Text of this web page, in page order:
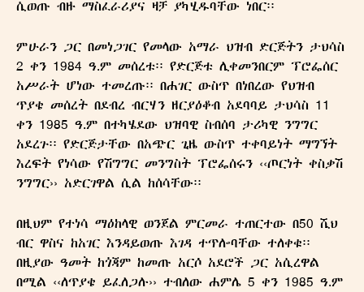
ሲወጡ ብዙ ማስፈራሪያና ዛቻ ያካሂዱባቸው ነበር፡፡
ምሁራን ጋር በመነጋገር የመላው አማራ ህዝብ ድርጅትን ታህሳስ
2 ቀን 1984 ዓ.ም መሰረቱ፡፡ የድርጅቱ ሊቀመንበርም ፕሮፌሰር
አሥራት ሆነው ተመረጡ፡፡ በሐገር ውስጥ በነበረው የህዝብ
ጥያቄ መሰረት በደብረ ብርሃን ዘርያዕቆብ አደባባይ ታህሳስ 11
ቀን 1985 ዓ.ም በተካሄደው ህዝባዊ ስብሰባ ታሪካዊ ንግግር
አደረጉ፡፡ የድርጅታቸው በአጭር ጊዜ ውስጥ ተቀባይነት ማግኘት
እረፍት የነሳው የሽግግር መንግስት ፕሮፌሰሩን ‹‹ጦርነት ቀስቃሽ
ንግግር›› አድርገዋል ሲል ከሰሳቸው፡፡
በዚህም የተነሳ ማዕከላዊ ወንጀል ምርመራ ተጠርተው በ50 ሺህ
ብር ዋስና ከአገር እንዳይወጡ እገዳ ተጥሎባቸው ተለቀቁ፡፡
በዚያው ዓመት ከጎጃም ከመጡ አርሶ አደሮች ጋር አሲረዋል
በሚል ‹‹ለጥያቄ ይፈለጋሉ›› ተብለው ሐምሌ 5 ቀን 1985 ዓ.ም